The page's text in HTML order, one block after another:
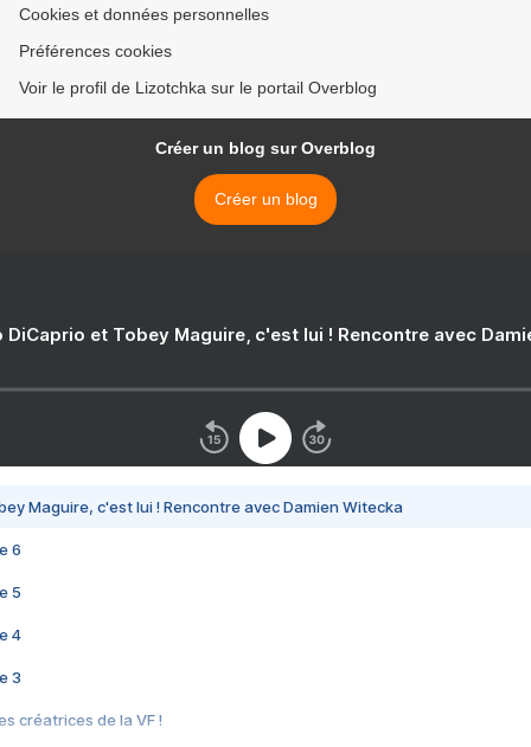
Cookies et données personnelles
Préférences cookies
Voir le profil de Lizotchka sur le portail Overblog
Créer un blog sur Overblog
Créer un blog
DiCaprio et Tobey Maguire, c'est lui ! Rencontre avec
Maguire, c'est lui ! Rencontre avec Damien Witecka
6
5
4
3
créatrices de la VF !